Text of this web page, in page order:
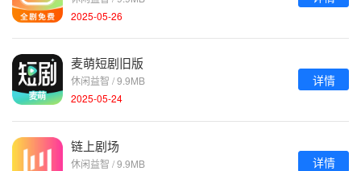
2025-05-26
麦萌短剧旧版
休闲益智 / 9.9MB
2025-05-24
详情
链上剧场
休闲益智 / 9.9MB
详情